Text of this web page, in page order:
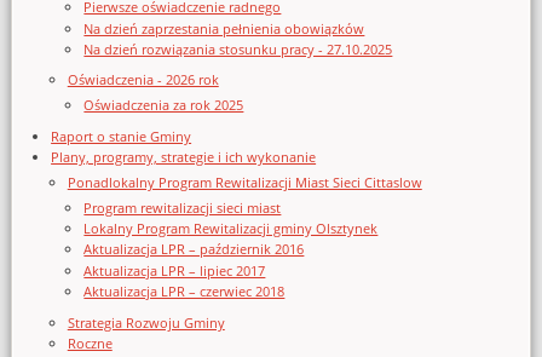
Pierwsze oświadczenie radnego
Na dzień zaprzestania pełnienia obowiązków
Na dzień rozwiązania stosunku pracy - 27.10.2025
Oświadczenia - 2026 rok
Oświadczenia za rok 2025
Raport o stanie Gminy
Plany, programy, strategie i ich wykonanie
Ponadlokalny Program Rewitalizacji Miast Sieci Cittaslow
Program rewitalizacji sieci miast
Lokalny Program Rewitalizacji gminy Olsztynek
Aktualizacja LPR – październik 2016
Aktualizacja LPR – lipiec 2017
Aktualizacja LPR – czerwiec 2018
Strategia Rozwoju Gminy
Roczne